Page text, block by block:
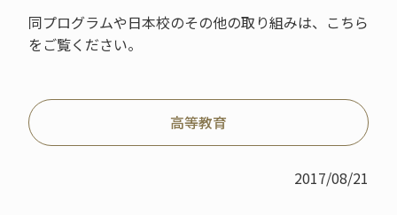
同プログラムや日本校のその他の取り組みは、こちら
をご覧ください。
高等教育
2017/08/21